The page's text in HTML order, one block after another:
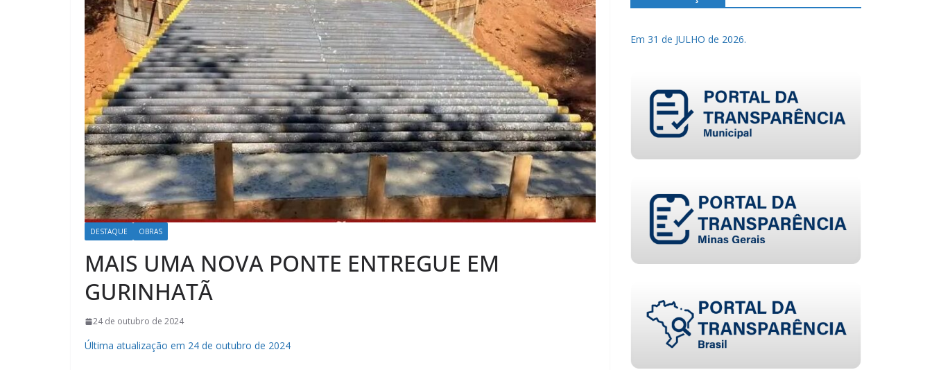
DESTAQUE OBRAS
MAIS UMA NOVA PONTE ENTREGUE EM
GURINHATÃ
24 de outubro de 2024
Última atualização em 24 de outubro de 2024
Em 31 de JULHO de 2026.